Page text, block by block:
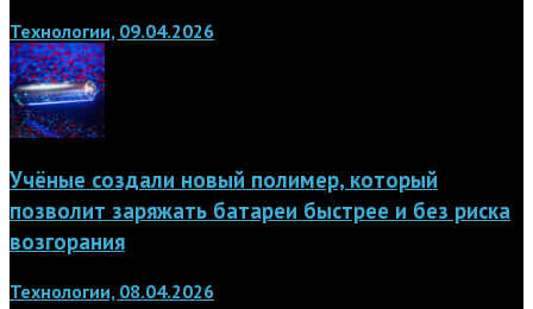
Технологии, 09.04.2026
Учёные создали новый полимер, который
позволит заряжать батареи быстрее и без риска
возгорания
Технологии, 08.04.2026